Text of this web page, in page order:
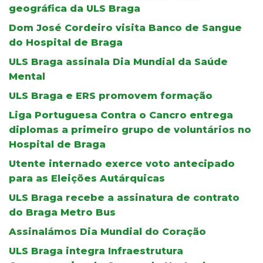
geográfica da ULS Braga
Dom José Cordeiro visita Banco de Sangue
do Hospital de Braga
ULS Braga assinala Dia Mundial da Saúde
Mental
ULS Braga e ERS promovem formação
Liga Portuguesa Contra o Cancro entrega
diplomas a primeiro grupo de voluntários no
Hospital de Braga
Utente internado exerce voto antecipado
para as Eleições Autárquicas
ULS Braga recebe a assinatura de contrato
do Braga Metro Bus
Assinalámos Dia Mundial do Coração
ULS Braga integra Infraestrutura